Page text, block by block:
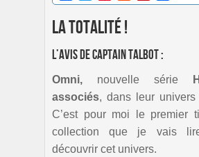
La totalité !
L’avis de Captain Talbot :
Omni, nouvelle série
associés, dans leur univers
C’est pour moi le premier
collection que je vais
découvrir cet univers.